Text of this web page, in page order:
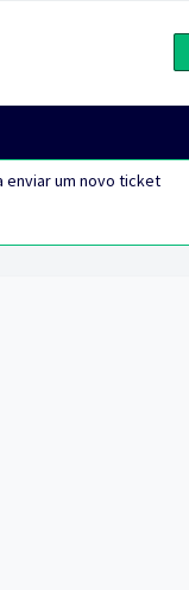
enviar um novo ticket